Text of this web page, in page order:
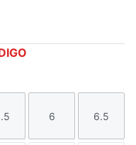
White
Talla Talla
6
Talla
6.5